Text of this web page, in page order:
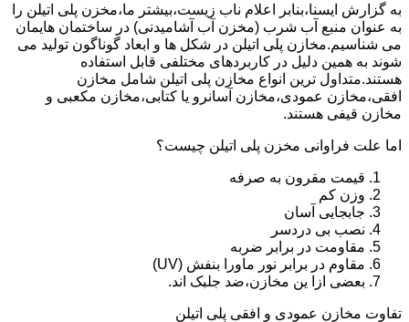
به گزارش ایسنا،بنابر اعلام ناب زیست،بیشتر ما،مخزن پلی اتیلن را
به عنوان منبع آب شرب (مخزن آب آشامیدنی) در ساختمان هایمان
می شناسیم.مخازن پلی اتیلن در شکل ها و ابعاد گوناگون تولید می
شوند به همین دلیل در کاربردهای مختلفی قابل استفاده
هستند.متداول ترین انواع مخازن پلی اتیلن شامل مخازن
افقی،مخازن عمودی،مخازن آسانرو یا کتابی،مخازن مکعبی و
مخازن قیفی هستند.
اما علت فراوانی مخزن پلی اتیلن چیست؟
قیمت مقرون به صرفه
وزن کم
جابجایی آسان
نصب بی دردسر
مقاومت در برابر ضربه
مقاوم در برابر نور ماورا بنفش (UV)
بعضی ازا ین مخازن،ضد جلبک اند.
تفاوت مخازن عمودی و افقی پلی اتیلن